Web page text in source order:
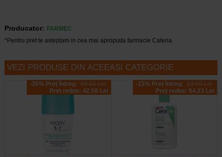
Producator:
FARMEC
*Pentru pret te asteptam in cea mai apropiata farmacie Catena
VEZI PRODUSE DIN ACEEASI CATEGORIE
-35% Preț întreg: 65.50 Lei
Preț redus: 42.58 Lei
-15% Preț întreg: 63.80 Lei
Preț redus: 54.23 Lei